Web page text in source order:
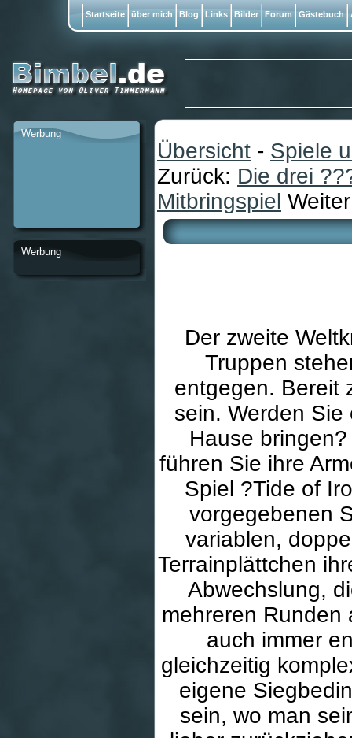
Übersicht - Spiele
Zurück: Die drei
Mitbringspiel
Der zweite
Truppen
entgegen. Bereit
sein. Werden
Hause
führen Sie ihre
Spiel ?Tide of
vorgegebenen
variablen,
Terrainplättchen
Abwechslung,
mehreren Runden
auch immer
gleichzeitig
eigene
sein, wo man
Werbung
Werbung
Startseite über mich Blog Links Bilder Forum Gästebuch